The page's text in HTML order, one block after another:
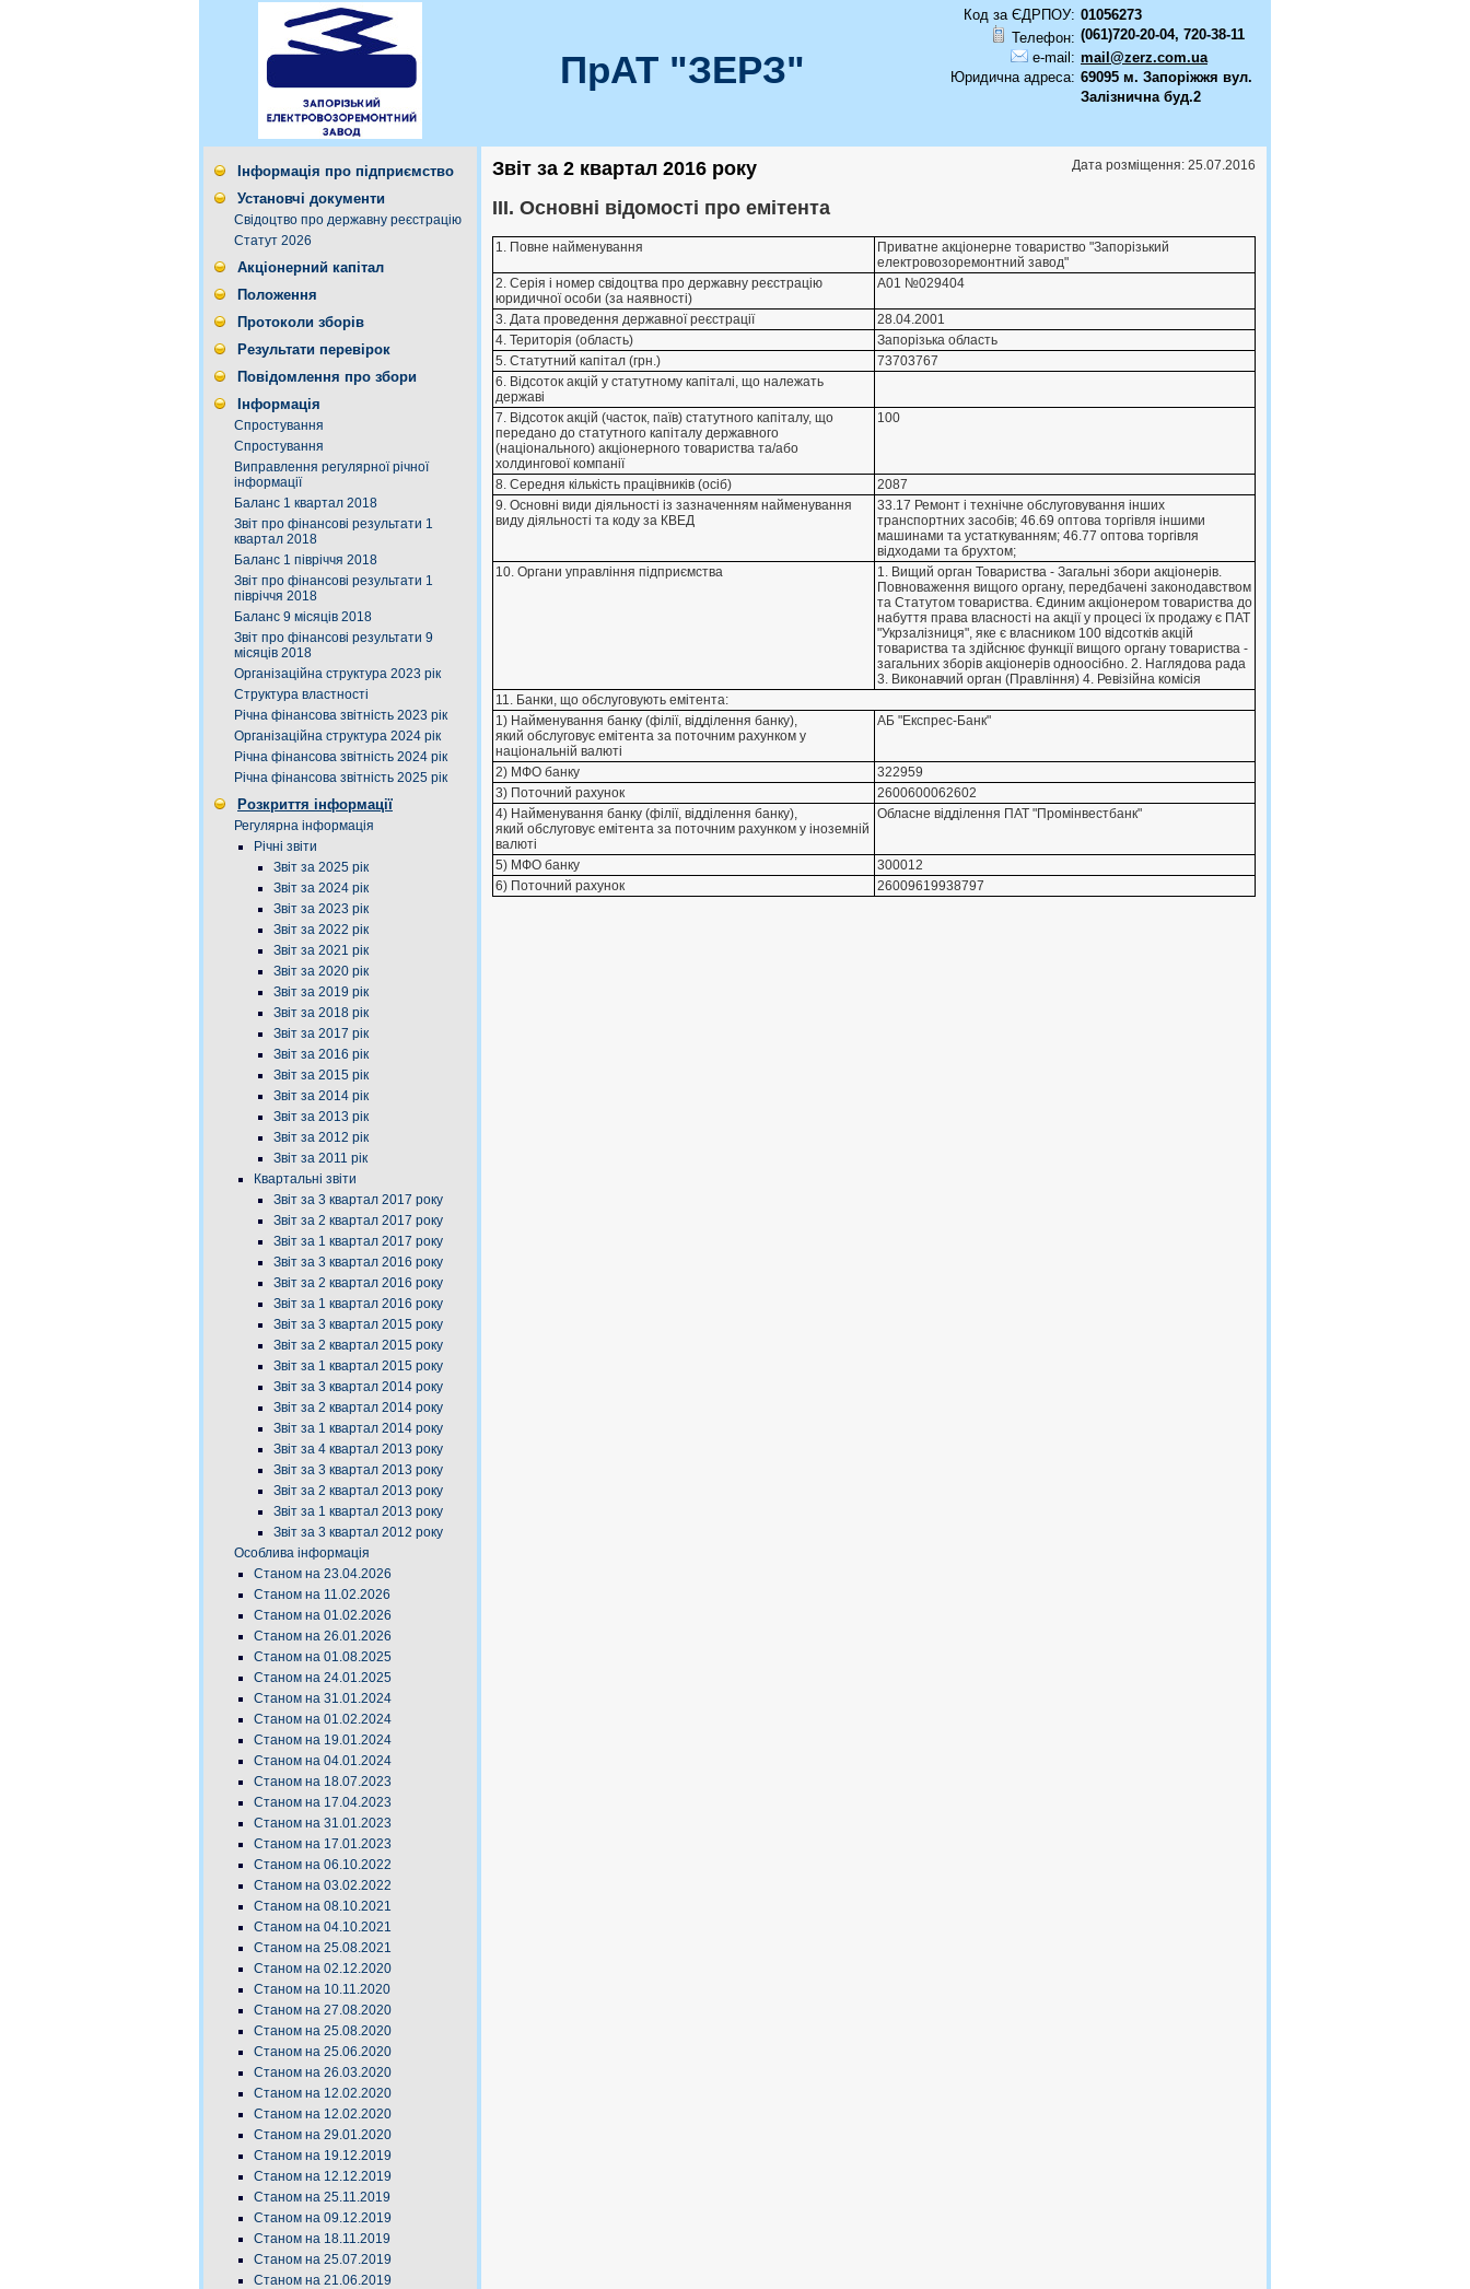
ПрАТ "ЗЕРЗ"
Код за ЄДРПОУ: 01056273
Телефон: (061)720-20-04, 720-38-11
e-mail: mail@zerz.com.ua
Юридична адреса: 69095 м. Запоріжжя вул.
Залізнична буд.2
Інформація про підприємство
Установчі документи
Свідоцтво про державну реєстрацію
Статут 2026
Акціонерний капітал
Положення
Протоколи зборів
Результати перевірок
Повідомлення про збори
Інформація
Спростування
Спростування
Виправлення регулярної річної
інформації
Баланс 1 квартал 2018
Звіт про фінансові результати 1
квартал 2018
Баланс 1 півріччя 2018
Звіт про фінансові результати 1
півріччя 2018
Баланс 9 місяців 2018
Звіт про фінансові результати 9
місяців 2018
Організаційна структура 2023 рік
Структура властності
Річна фінансова звітність 2023 рік
Організаційна структура 2024 рік
Річна фінансова звітність 2024 рік
Річна фінансова звітність 2025 рік
Розкриття інформації
Регулярна інформація
Річні звіти
Звіт за 2025 рік
Звіт за 2024 рік
Звіт за 2023 рік
Звіт за 2022 рік
Звіт за 2021 рік
Звіт за 2020 рік
Звіт за 2019 рік
Звіт за 2018 рік
Звіт за 2017 рік
Звіт за 2016 рік
Звіт за 2015 рік
Звіт за 2014 рік
Звіт за 2013 рік
Звіт за 2012 рік
Звіт за 2011 рік
Квартальні звіти
Звіт за 3 квартал 2017 року
Звіт за 2 квартал 2017 року
Звіт за 1 квартал 2017 року
Звіт за 3 квартал 2016 року
Звіт за 2 квартал 2016 року
Звіт за 1 квартал 2016 року
Звіт за 3 квартал 2015 року
Звіт за 2 квартал 2015 року
Звіт за 1 квартал 2015 року
Звіт за 3 квартал 2014 року
Звіт за 2 квартал 2014 року
Звіт за 1 квартал 2014 року
Звіт за 4 квартал 2013 року
Звіт за 3 квартал 2013 року
Звіт за 2 квартал 2013 року
Звіт за 1 квартал 2013 року
Звіт за 3 квартал 2012 року
Особлива інформація
Станом на 23.04.2026
Станом на 11.02.2026
Станом на 01.02.2026
Станом на 26.01.2026
Станом на 01.08.2025
Станом на 24.01.2025
Станом на 31.01.2024
Станом на 01.02.2024
Станом на 19.01.2024
Станом на 04.01.2024
Станом на 18.07.2023
Станом на 17.04.2023
Станом на 31.01.2023
Станом на 17.01.2023
Станом на 06.10.2022
Станом на 03.02.2022
Станом на 08.10.2021
Станом на 04.10.2021
Станом на 25.08.2021
Станом на 02.12.2020
Станом на 10.11.2020
Станом на 27.08.2020
Станом на 25.08.2020
Станом на 25.06.2020
Станом на 26.03.2020
Станом на 12.02.2020
Станом на 12.02.2020
Станом на 29.01.2020
Станом на 19.12.2019
Станом на 12.12.2019
Станом на 25.11.2019
Станом на 09.12.2019
Станом на 18.11.2019
Станом на 25.07.2019
Станом на 21.06.2019
Дата розміщення: 25.07.2016
Звіт за 2 квартал 2016 року
III. Основні відомості про емітента
1. Повне найменування
Приватне акцiонерне товариство "Запорiзький
електровозоремонтний завод"
2. Серія і номер свідоцтва про державну реєстрацію
юридичної особи (за наявності)
А01 №029404
3. Дата проведення державної реєстрації
28.04.2001
4. Територія (область)
Запорізька область
5. Статутний капітал (грн.)
73703767
6. Відсоток акцій у статутному капіталі, що належать
державі
7. Відсоток акцій (часток, паїв) статутного капіталу, що
передано до статутного капіталу державного
(національного) акціонерного товариства та/або
холдингової компанії
100
8. Середня кількість працівників (осіб)
2087
9. Основні види діяльності із зазначенням найменування
виду діяльності та коду за КВЕД
33.17 Ремонт i технiчне обслуговування iнших
транспортних засобiв; 46.69 оптова торгiвля iншими
машинами та устаткуванням; 46.77 оптова торгiвля
вiдходами та брухтом;
10. Органи управління підприємства
1. Вищий орган Товариства - Загальнi збори акцiонерiв.
Повноваження вищого органу, передбаченi законодавством
та Статутом товариства. Єдиним акцiонером товариства до
набуття права власностi на акцiї у процесi їх продажу є ПАТ
"Укрзалiзниця", яке є власником 100 вiдсоткiв акцiй
товариства та здiйснює функцiї вищого органу товариства -
загальних зборiв акцiонерiв одноосiбно. 2. Наглядова рада
3. Виконавчий орган (Правлiння) 4. Ревiзiйна комiсiя
11. Банки, що обслуговують емітента:
1) Найменування банку (філії, відділення банку),
який обслуговує емітента за поточним рахунком у
національній валюті
АБ "Експрес-Банк"
2) МФО банку
322959
3) Поточний рахунок
2600600062602
4) Найменування банку (філії, відділення банку),
який обслуговує емітента за поточним рахунком у іноземній
валюті
Обласне вiддiлення ПАТ "Промiнвестбанк"
5) МФО банку
300012
6) Поточний рахунок
26009619938797